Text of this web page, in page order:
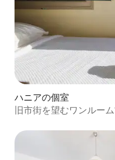
ハニアの個室
旧市街を望むワンルーム